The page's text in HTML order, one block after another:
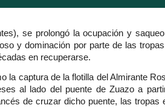
se prolongó la ocupación y
y dominación por parte de las
en recuperarse.
la captura de la flotilla del Almirante
al lado del puente de Zuazo a
de cruzar dicho puente, las tropas